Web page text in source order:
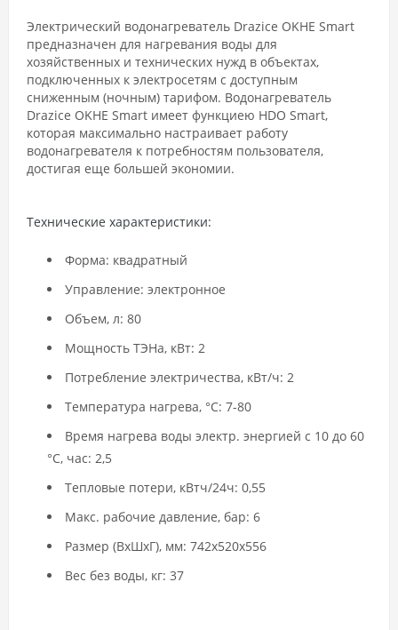
Электрический водонагреватель Drazice OKHE Smart
предназначен для нагревания воды для
хозяйственных и технических нужд в объектах,
подключенных к электросетям с доступным
сниженным (ночным) тарифом. Водонагреватель
Drazice OKHE Smart имеет функциею HDO Smart,
которая максимально настраивает работу
водонагревателя к потребностям пользователя,
достигая еще большей экономии.
Технические характеристики:
Форма: квадратный
Управление: электронное
Объем, л: 80
Мощность ТЭНа, кВт: 2
Потребление электричества, кВт/ч: 2
Температура нагрева, °C: 7-80
Время нагрева воды электр. энергией с 10 до 60
°C, час: 2,5
Тепловые потери, кВтч/24ч: 0,55
Макс. рабочие давление, бар: 6
Размер (ВхШхГ), мм: 742х520х556
Вес без воды, кг: 37